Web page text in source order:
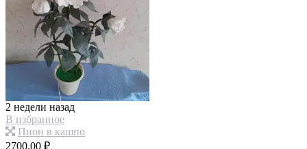
2 недели назад
В избранное
Пион в кашпо
2700.00 ₽